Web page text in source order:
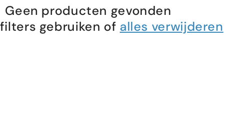
Geen producten gevonden
gebruiken of alles verwijderen